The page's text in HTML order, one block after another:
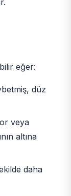
eğer:
düz
veya
altına
daha